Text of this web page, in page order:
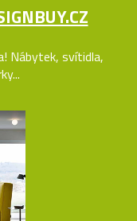
Nábytek, svítidla,